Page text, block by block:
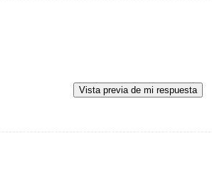
Vista previa de mi respuesta